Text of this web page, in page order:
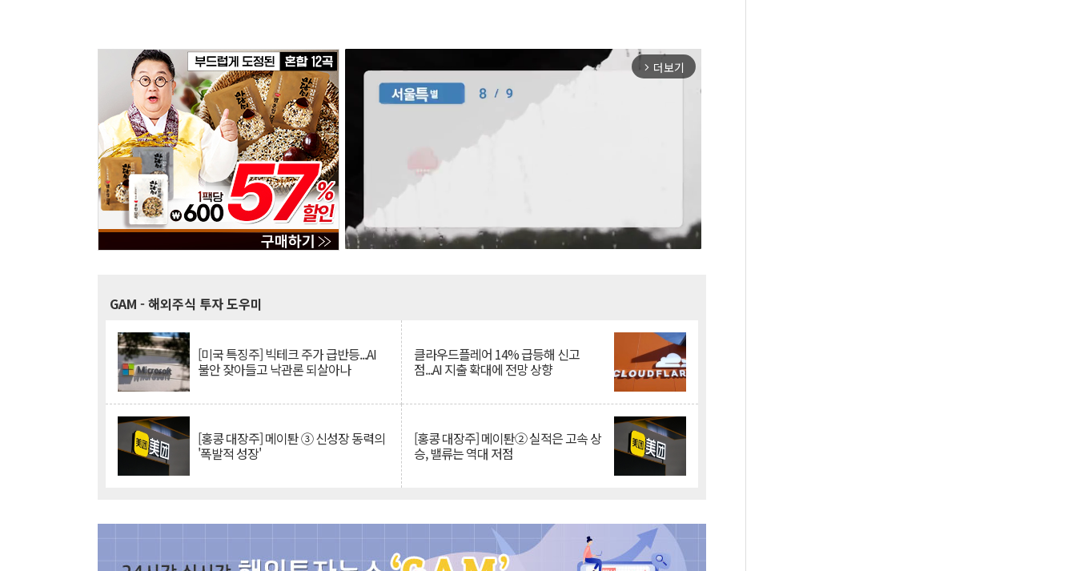
arrow_forward_ios 더보기
GAM - 해외주식 투자 도우미
[미국 특징주] 빅테크 주가 급반등...AI
불안 잦아들고 낙관론 되살아나
클라우드플레어 14% 급등해 신고
점...AI 지출 확대에 전망 상향
[홍콩 대장주] 메이퇀 ③ 신성장 동력의
'폭발적 성장'
[홍콩 대장주] 메이퇀② 실적은 고속 상
승, 밸류는 역대 저점